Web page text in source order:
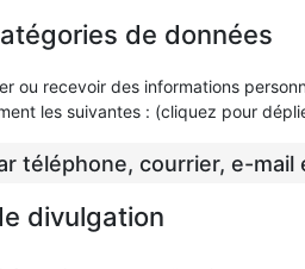
de données
ou recevoir des informations
les suivantes : (cliquez pour
téléphone, courrier, e-
divulgation